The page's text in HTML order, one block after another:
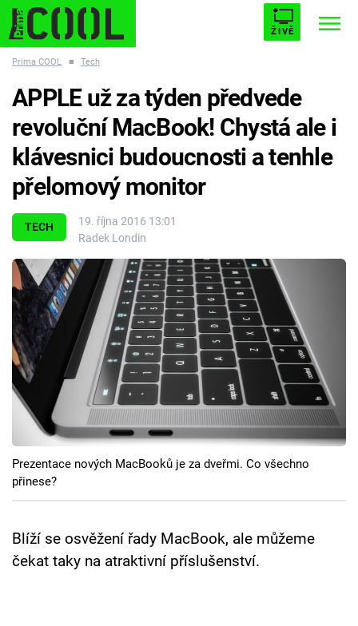
ŽIVĚ
ESCAPE PLNEJ KOTEL AVENGERS 5
Témata
Filmy
Seriály
Hry
Cool Esport
Pořady
TV Program
Přihlášení
Prima COOL ■ Tech
TECH
19. října 2016 13:01
Radek Londin
APPLE už za týden předvede
revoluční MacBook! Chystá ale i
klávesnici budoucnosti a tenhle
přelomový monitor
Prezentace nových MacBooků je za dveřmi. Co všechno
přinese?
Blíží se osvěžení řady MacBook, ale můžeme
čekat taky na atraktivní příslušenství.